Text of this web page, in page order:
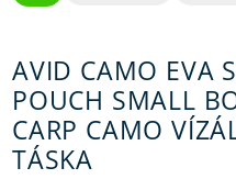
AVID CAMO EVA
POUCH SMALL
CARP CAMO
TÁSKA